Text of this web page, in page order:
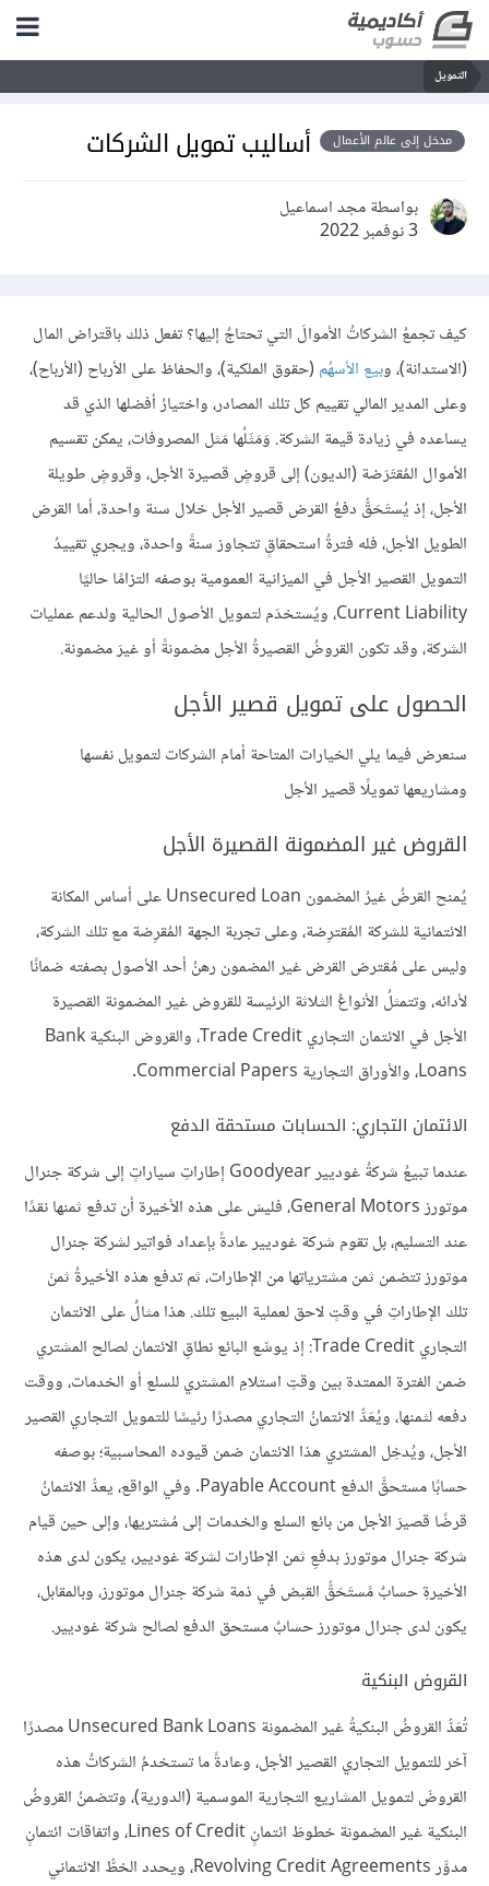
التمويل
مدخل إلى عالم الأعمال أساليب تمويل الشركات
بواسطة مجد اسماعيل
3 نوفمبر 2022
كيف تجمعُ الشركاتُ الأموالَ التي تحتاجُ إليها؟ تفعل ذلك باقتراض المال
(الاستدانة)، وبيع الأسهُم (حقوق الملكية)، والحفاظ على الأرباح (الأرباح)،
وعلى المدير المالي تقييم كل تلك المصادر، واختيارُ أفضلها الذي قد
يساعده في زيادة قيمة الشركة. وَمَثَلُها مَثل المصروفات، يمكن تقسيم
الأموال المُقتَرَضة (الديون) إلى قروضٍ قصيرة الأجل، وقروضٍ طويلة
الأجل، إذ يُستَحَقُّ دفعُ القرض قصير الأجل خلال سنة واحدة، أما القرض
الطويل الأجل، فله فترةُ استحقاقٍ تتجاوز سنةً واحدة، ويجري تقييدُ
التمويل القصير الأجل في الميزانية العمومية بوصفه التزامًا حاليًا
Current Liability، ويُستخدَم لتمويل الأصول الحالية ولدعم عمليات
الشركة، وقد تكون القروضُ القصيرةُ الأجل مضمونةً أو غيرَ مضمونة.
الحصول على تمويل قصير الأجل
سنعرض فيما يلي الخيارات المتاحة أمام الشركات لتمويل نفسها
ومشاريعها تمويلًا قصير الأجل
القروض غير المضمونة القصيرة الأجل
يُمنح القرضُ غيرُ المضمون Unsecured Loan على أساس المكانة
الائتمانية للشركة المُقترِضة، وعلى تجربة الجهة المُقرِضة مع تلك الشركة،
وليس على مُقترض القرض غير المضمون رهنُ أحد الأصول بصفته ضمانًا
لأدائه، وتتمثلُ الأنواعُ الثلاثة الرئيسة للقروض غير المضمونة القصيرة
الأجل في الائتمان التجاري Trade Credit، والقروض البنكية Bank
Loans، والأوراق التجارية Commercial Papers.
الائتمان التجاري: الحسابات مستحقة الدفع
عندما تبيعُ شركةُ غوديير Goodyear إطاراتِ سياراتٍ إلى شركة جنرال
موتورز General Motors، فليسَ على هذه الأخيرة أن تدفع ثمنها نقدًا
عند التسليم، بل تقوم شركة غوديير عادةً بإعداد فواتير لشركة جنرال
موتورز تتضمن ثمن مشترياتها من الإطارات، ثم تدفع هذه الأخيرةُ ثمنَ
تلك الإطاراتِ في وقتٍ لاحق لعملية البيع تلك. هذا مثالٌ على الائتمان
التجاري Trade Credit: إذ يوسِّع البائع نطاقِ الائتمان لصالح المشتري
ضمن الفترة الممتدة بين وقتِ استلامِ المشتري للسلع أو الخدمات، ووقت
دفعه لثمنها، ويُعَدُّ الائتمانُ التجاري مصدرًا رئيسًا للتمويل التجاري القصير
الأجل، ويُدخِل المشتري هذا الائتمان ضمن قيوده المحاسبية؛ بوصفه
حسابًا مستحقَّ الدفع Payable Account. وفي الواقع، يعدُّ الائتمانُ
قرضًا قصيرَ الأجل من بائع السلع والخدمات إلى مُشتريها، وإلى حين قيام
شركة جنرال موتورز بدفعِ ثمن الإطارات لشركة غوديير، يكون لدى هذه
الأخيرةِ حسابٌ مًستَحَقُّ القبض في ذمة شركة جنرال موتورز، وبالمقابل،
يكون لدى جنرال موتورز حسابٌ مستحق الدفع لصالح شركة غوديير.
القروض البنكية
تُعَدُّ القروضُ البنكيةُ غير المضمونة Unsecured Bank Loans مصدرًا
آخر للتمويل التجاري القصير الأجل، وعادةً ما تستخدمُ الشركاتُ هذه
القروضَ لتمويل المشاريع التجارية الموسمية (الدورية)، وتتضمنُ القروضُ
البنكية غير المضمونة خطوطَ ائتمانٍ Lines of Credit، واتفاقات ائتمانٍ
مدوَّر Revolving Credit Agreements، ويحدد الخطُّ الائتماني